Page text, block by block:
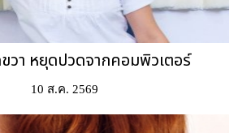
วา หยุดปวดจากคอมพิวเตอร์
10 ส.ค. 2569